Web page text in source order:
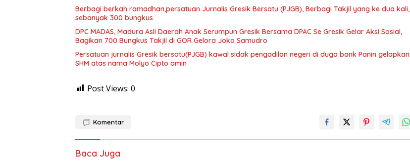
Berbagi berkah ramadhan,persatuan Jurnalis Gresik Bersatu (PJGB), Berbagi Takjil yang ke dua kali,
sebanyak 300 bungkus
DPC MADAS, Madura Asli Daerah Anak Serumpun Gresik Bersama DPAC Se Gresik Gelar Aksi Sosial,
Bagikan 700 Bungkus Takjil di GOR Gelora Joko Samudro
Persatuan jurnalis Gresik bersatu(PJGB) kawal sidak pengadilan negeri di duga bank Panin gelapkan
SHM atas nama Molyo Cipto amin
Post Views: 0
Komentar
Baca Juga